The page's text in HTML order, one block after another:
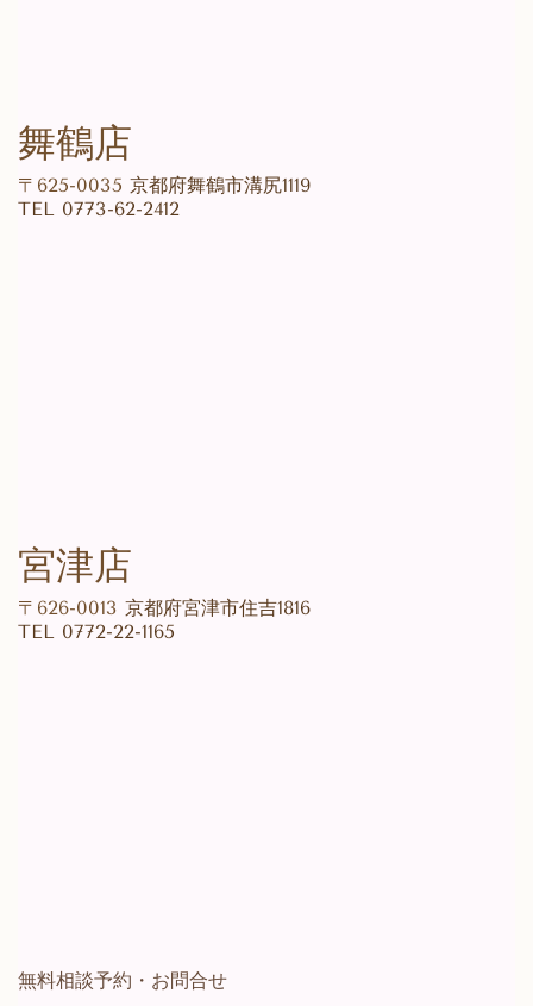
舞鶴店
〒625-0035 京都府舞鶴市溝尻1119
TEL 0773-62-2412
宮津店
〒626-0013 京都府宮津市住吉1816
TEL 0772-22-1165
無料相談予約・お問合せ